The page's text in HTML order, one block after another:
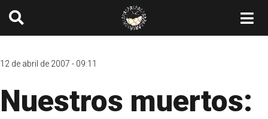
12 de abril de 2007 - 09:11
Nuestros muertos: